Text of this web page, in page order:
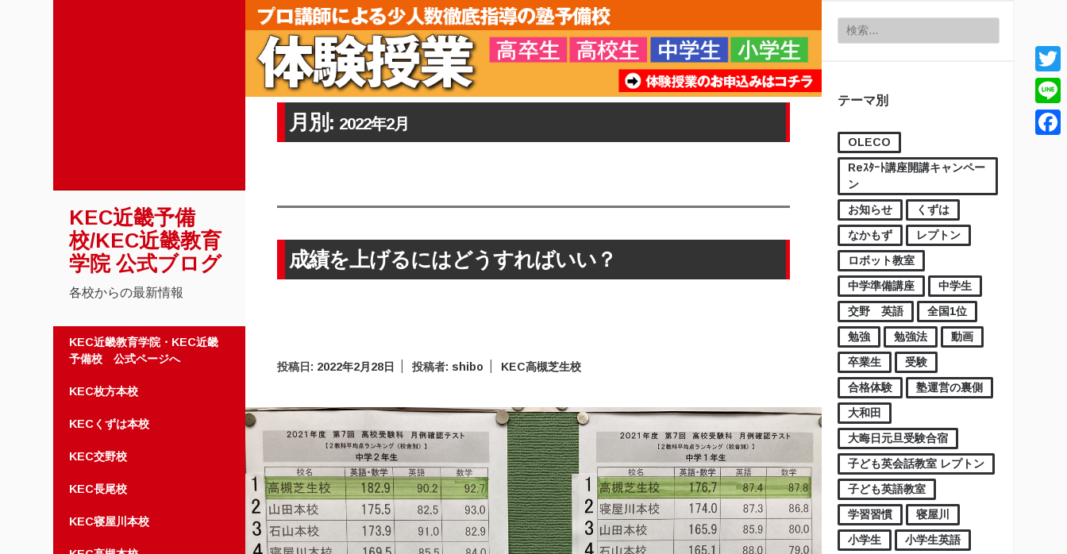
KEC近畿予備
校/KEC近畿教育
学院 公式ブログ
各校からの最新情報
コンテンツへスキップ
KEC近畿教育学院・KEC近畿
予備校 公式ページへ
KEC枚方本校
KECくずは本校
KEC交野校
KEC長尾校
KEC寝屋川本校
検索:
テーマ別
OLECO
Reｽﾀｰﾄ講座開講キャンペー
ン
お知らせ
くずは
なかもず
レプトン
ロボット教室
中学準備講座
中学生
交野 英語
全国1位
勉強
勉強法
動画
卒業生
受験
合格体験
塾運営の裏側
大和田
大晦日元旦受験合宿
子ども英会話教室 レプトン
子ども英語教室
学習習慣
寝屋川
小学生
小学生英語
月別: 2022年2月
成績を上げるにはどうすればいい？
投稿日: 2022年2月28日 投稿者: shibo KEC高槻芝生校
Line